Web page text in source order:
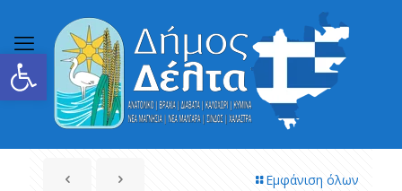
Ανοίξτε τη γραμμή εργαλείων
Εμφάνιση όλων